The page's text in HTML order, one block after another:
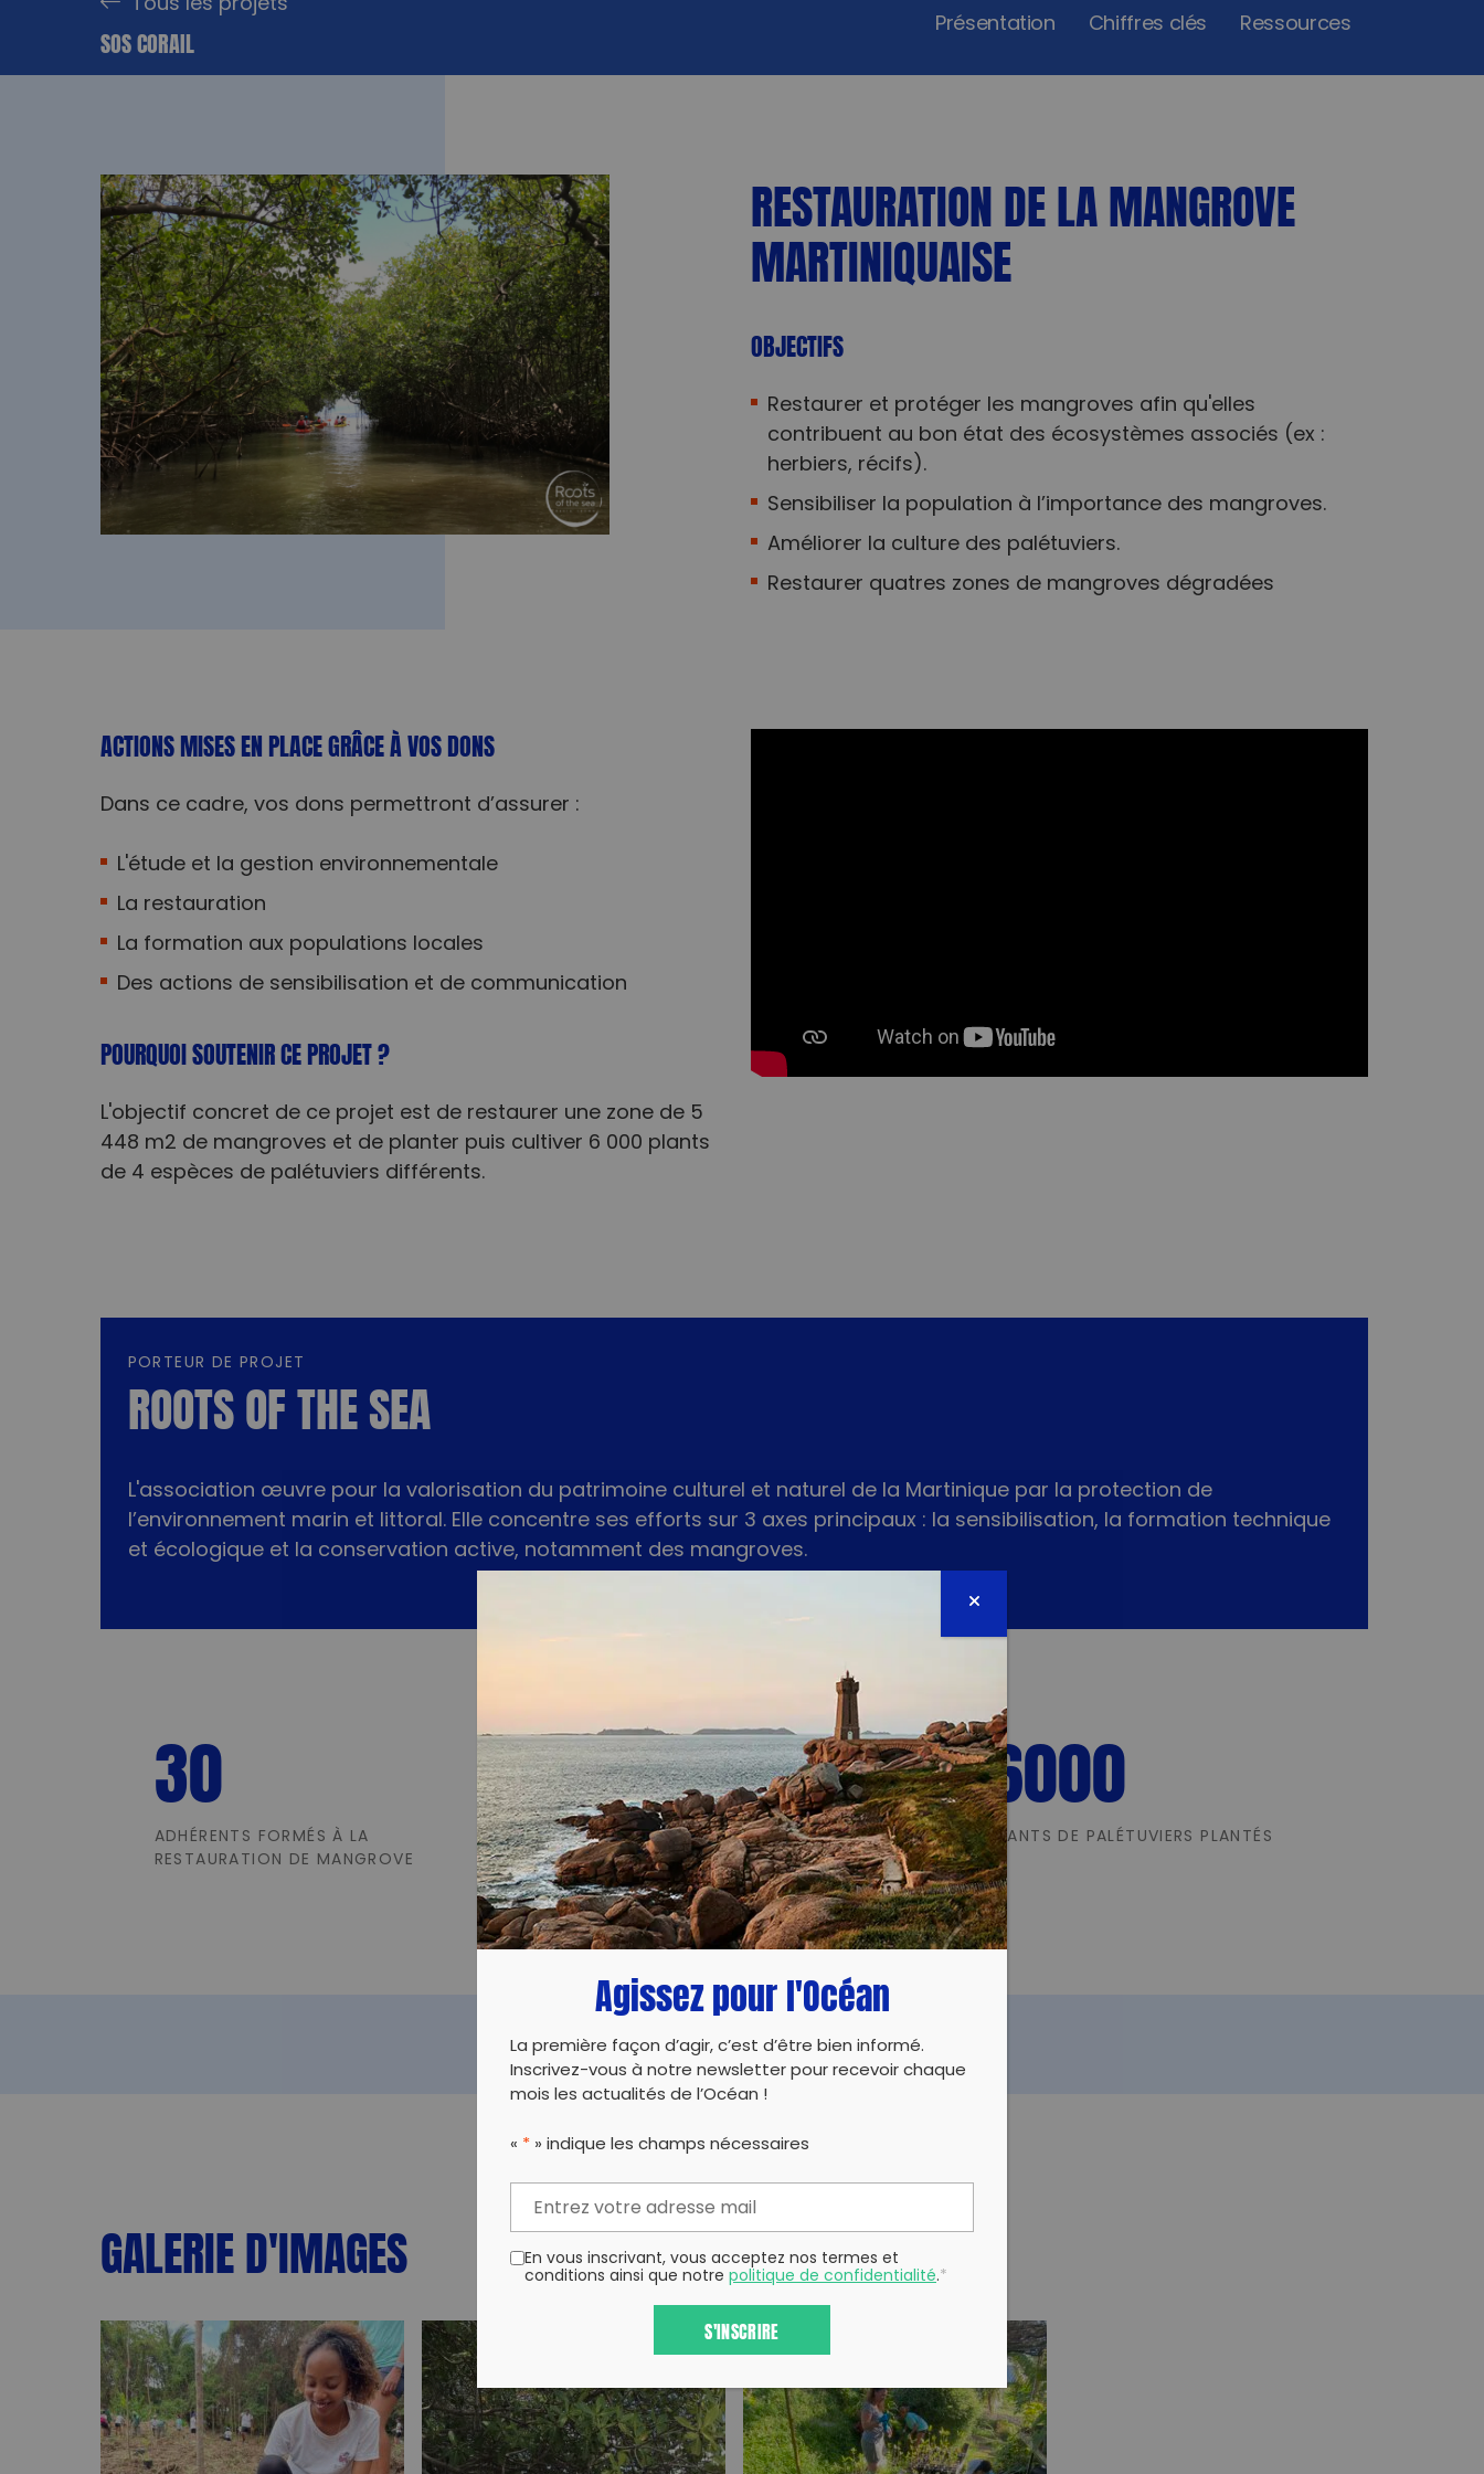
SOS CORAIL Présentation Chiffres clés Ressources
RESTAURATION DE LA MANGROVE
MARTINIQUAISE
OBJECTIFS
Restaurer et protéger les mangroves afin qu'elles
contribuent au bon état des écosystèmes associés (ex :
herbiers, récifs).
Sensibiliser la population à l’importance des mangroves.
Améliorer la culture des palétuviers.
Restaurer quatres zones de mangroves dégradées
ACTIONS MISES EN PLACE GRÂCE À VOS DONS
Dans ce cadre, vos dons permettront d’assurer :
L'étude et la gestion environnementale
La restauration
La formation aux populations locales
Des actions de sensibilisation et de communication
POURQUOI SOUTENIR CE PROJET ?
L'objectif concret de ce projet est de restaurer une zone de 5
448 m2 de mangroves et de planter puis cultiver 6 000 plants
de 4 espèces de palétuviers différents.
PORTEUR DE PROJET
ROOTS OF THE SEA
L'association œuvre pour la valorisation du patrimoine culturel et naturel de la Martinique par la protection de
l’environnement marin et littoral. Elle concentre ses efforts sur 3 axes principaux : la sensibilisation, la formation technique
et écologique et la conservation active, notamment des mangroves.
30
ADHÉRENTS FORMÉS À LA
RESTAURATION DE MANGROVE
5000m²
DE MANGROVES RESTAURÉES
6000
PLANTS DE PALÉTUVIERS PLANTÉS
GALERIE D'IMAGES
Agissez pour l'Océan
La première façon d’agir, c’est d’être bien informé.
Inscrivez-vous à notre newsletter pour recevoir chaque
mois les actualités de l’Océan !
« * » indique les champs nécessaires
En vous inscrivant, vous acceptez nos termes et
conditions ainsi que notre politique de confidentialité.*
S'INSCRIRE